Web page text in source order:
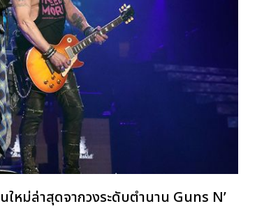
หม่ล่าสุดจากวงระดับตำนาน Guns N’